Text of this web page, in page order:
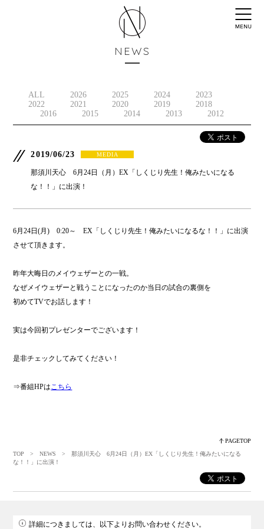
NEWS
ALL 2026 2025 2024
2023
2022
2021 2020 2019
2018
2016
2015 2014 2013 2012
2019/06/23 MEDIA
那須川天心 6月24日（月）EX「しくじり先生！俺みたいになる
な！！」に出演！
6月24日(月) 0:20～ EX「しくじり先生！俺みたいになるな！！」に出演
させて頂きます。
昨年大晦日のメイウェザーとの一戦。
なぜメイウェザーと戦うことになったのか当日の試合の裏側を
初めてTVでお話します！
実は今回初プレゼンターでございます！
是非チェックしてみてください！
⇒番組HPはこちら
PAGETOP
TOP
>NEWS
> 那須川天心 6月24日（月）EX「しくじり先生！俺みたいになる
な！！」に出演！
詳細につきましては、以下よりお問い合わせください。